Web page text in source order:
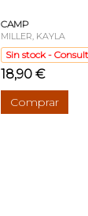
CAMP
MILLER, KAYLA
Sin stock -
18,90 €
Comprar